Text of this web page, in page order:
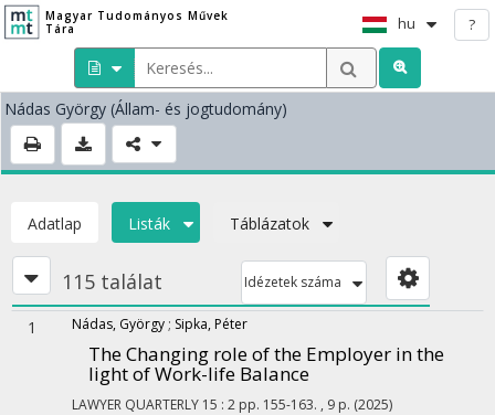
Magyar Tudományos Művek
Tára
hu ?
Nádas György (Állam- és jogtudomány)
Adatlap Listák Táblázatok
115 találat Idézetek száma
1 Nádas, György ; Sipka, Péter
The Changing role of the Employer in the
light of Work-life Balance
LAWYER QUARTERLY 15 : 2 pp. 155-163. , 9 p. (2025)